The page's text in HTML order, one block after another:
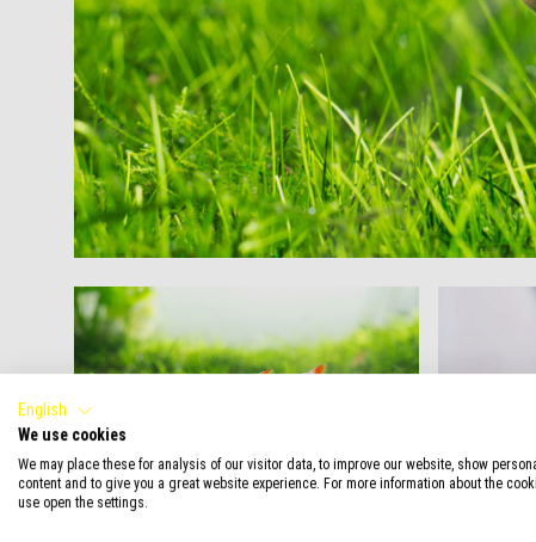
English
We use cookies
We may place these for analysis of our visitor data, to improve our website, show
content and to give you a great website experience. For more information about the
use open the settings.